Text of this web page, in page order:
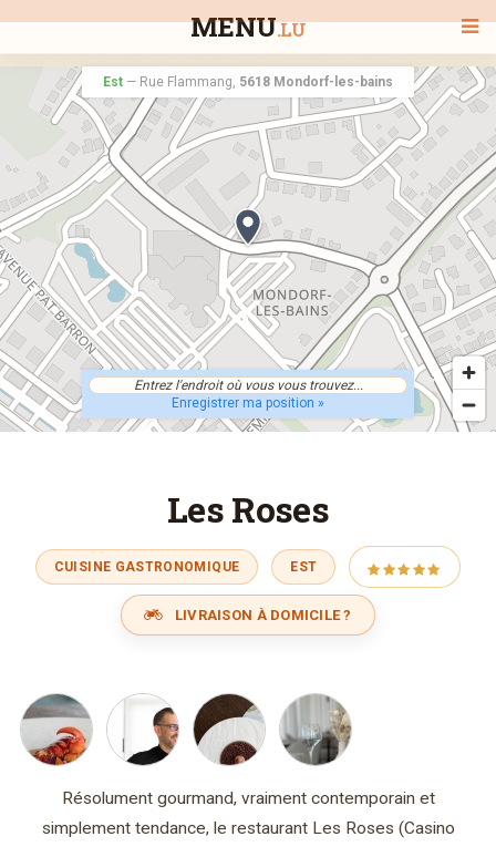
MENU.LU
BIENVENUE
TOUS LES RESTAURANTS
RECHERCHER UN RESTAURANT
Est — Rue Flammang, 5618 Mondorf-les-bains
Enregistrer ma position »
Les Roses
CUISINE GASTRONOMIQUE EST
LIVRAISON À DOMICILE ?
Résolument gourmand, vraiment contemporain et
simplement tendance, le restaurant Les Roses (Casino